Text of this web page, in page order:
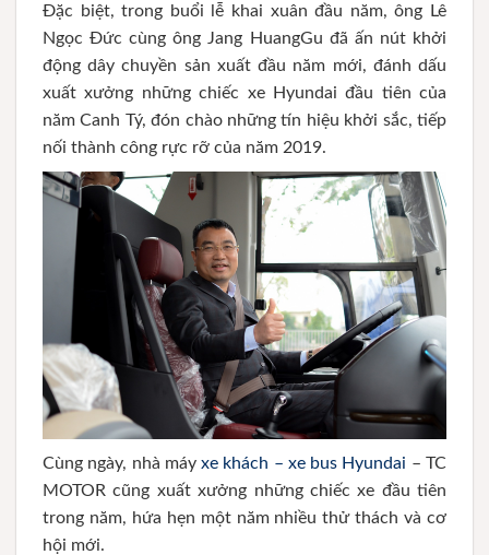
Đặc biệt, trong buổi lễ khai xuân đầu năm, ông Lê
Ngọc Đức cùng ông Jang HuangGu đã ấn nút khởi
động dây chuyền sản xuất đầu năm mới, đánh dấu
xuất xưởng những chiếc xe Hyundai đầu tiên của
năm Canh Tý, đón chào những tín hiệu khởi sắc, tiếp
nối thành công rực rỡ của năm 2019.
Cùng ngày, nhà máyxe khách – xe bus Hyundai – TC
MOTOR cũng xuất xưởng những chiếc xe đầu tiên
trong năm, hứa hẹn một năm nhiều thử thách và cơ
hội mới.